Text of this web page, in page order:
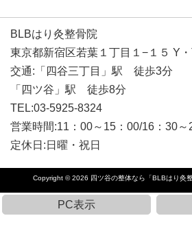
BLBはり灸整骨院
東京都新宿区若葉１丁目１−１５ Y
交通:「四谷三丁目」駅 徒歩3分
「四ツ谷」駅 徒歩8分
TEL:03-5925-8324
営業時間:11：00～15：00/16：30～
定休日:日曜・祝日
Copyright © 2026 四ツ谷の整体なら「BLBはり灸整
PC表示